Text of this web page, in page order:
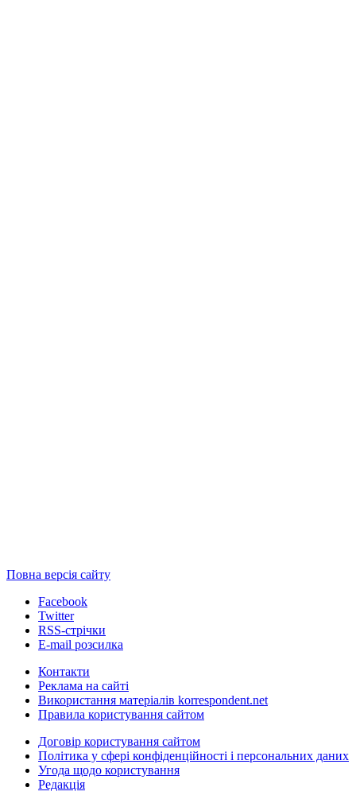
Повна версія сайту
Facebook
Twitter
RSS-стрічки
E-mail розсилка
Контакти
Реклама на сайті
Використання матеріалів korrespondent.net
Правила користування сайтом
Договір користування сайтом
Політика у сфері конфіденційності і персональних даних
Угода щодо користування
Редакція